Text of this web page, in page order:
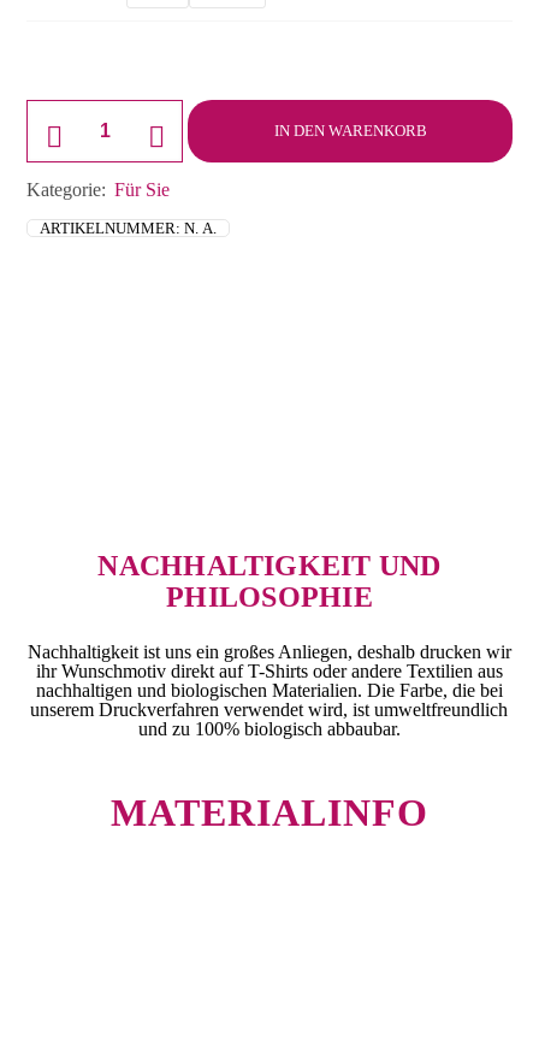
T-
Shirt
Damen
Erdmann
Menge
IN DEN WARENKORB
Kategorie: Für Sie
ARTIKELNUMMER:N. A.
NACHHALTIGKEIT UND
PHILOSOPHIE
Nachhaltigkeit ist uns ein großes Anliegen, deshalb drucken wir
ihr Wunschmotiv direkt auf T-Shirts oder andere Textilien aus
nachhaltigen und biologischen Materialien. Die Farbe, die bei
unserem Druckverfahren verwendet wird, ist umweltfreundlich
und zu 100% biologisch abbaubar.
MATERIALINFO